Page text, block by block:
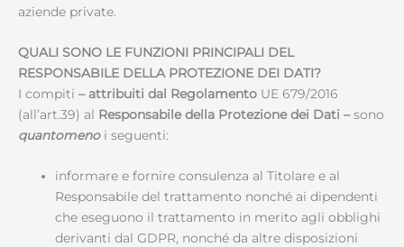
aziende private.
QUALI SONO LE FUNZIONI PRINCIPALI DEL
RESPONSABILE DELLA PROTEZIONE DEI DATI?
I compiti – attribuiti dal Regolamento UE 679/2016
(all’art.39) al Responsabile della Protezione dei Dati –sono
quantomenoi seguenti:
informare e fornire consulenza al Titolare e al
Responsabile del trattamento nonché ai dipendenti
che eseguono il trattamento in merito agli obblighi
derivanti dal GDPR, nonché da altre disposizioni